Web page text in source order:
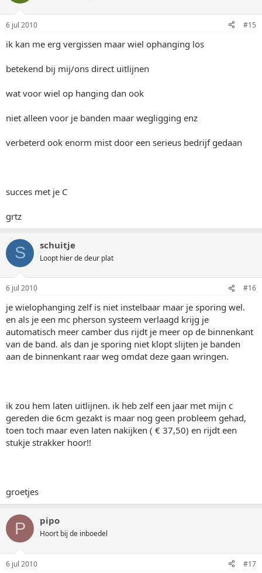
6 jul 2010 #15
ik kan me erg vergissen maar wiel ophanging los
betekend bij mij/ons direct uitlijnen
wat voor wiel op hanging dan ook
niet alleen voor je banden maar wegligging enz
verbeterd ook enorm mist door een serieus bedrijf gedaan
succes met je C
grtz
S schuitje
Loopt hier de deur plat
6 jul 2010 #16
je wielophanging zelf is niet instelbaar maar je sporing wel.
en als je een mc pherson systeem verlaagd krijg je
automatisch meer camber dus rijdt je meer op de binnenkant
van de band. als dan je sporing niet klopt slijten je banden
aan de binnenkant raar weg omdat deze gaan wringen.
ik zou hem laten uitlijnen. ik heb zelf een jaar met mijn c
gereden die 6cm gezakt is maar nog geen probleem gehad,
toen toch maar even laten nakijken ( € 37,50) en rijdt een
stukje strakker hoor!!
groetjes
P pipo
Hoort bij de inboedel
6 jul 2010 #17